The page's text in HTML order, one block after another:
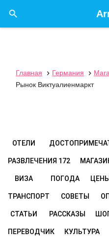

Главная  Германия 
Рынок Виктуалиенмаркт
ОТЕЛИ
РАЗВЛЕЧЕНИЯ 172
ВИЗА ПОГОДА ЦЕНЫ
ТРАНСПОРТ СОВЕТЫ
СТАТЬИ РАССКАЗЫ
ПЕРЕВОДЧИК КУЛЬТУРА